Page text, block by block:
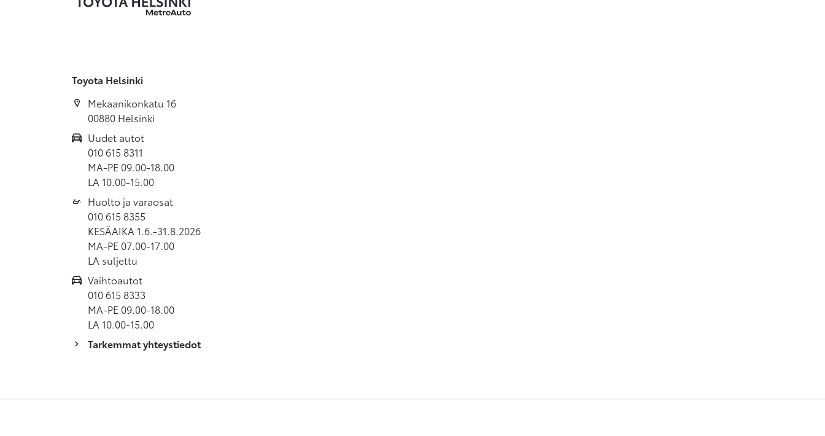
Toyota Helsinki
Mekaanikonkatu 16
00880 Helsinki
Uudet autot
010 615 8311
MA-PE 09.00-18.00
LA 10.00-15.00
Huolto ja varaosat
010 615 8355
KESÄAIKA 1.6.-31.8.2026
MA-PE 07.00-17.00
LA suljettu
Vaihtoautot
010 615 8333
MA-PE 09.00-18.00
LA 10.00-15.00
Tarkemmat yhteystiedot